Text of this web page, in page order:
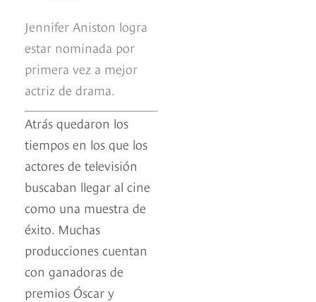
Jennifer Aniston logra
estar nominada por
primera vez a mejor
actriz de drama.
Atrás quedaron los
tiempos en los que los
actores de televisión
buscaban llegar al cine
como una muestra de
éxito. Muchas
producciones cuentan
con ganadoras de
premios Óscar y